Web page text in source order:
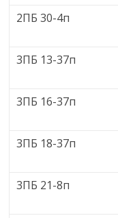
2ПБ 30-4п
3ПБ 13-37п
3ПБ 16-37п
3ПБ 18-37п
3ПБ 21-8п